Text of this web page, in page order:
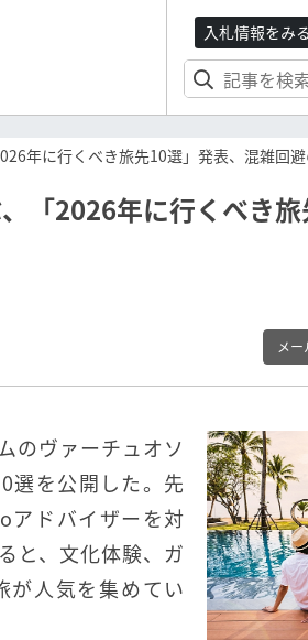
入札情報をみる
年に行くべき旅先10選」発表、混雑回
「2026年に行くべき
メー
のヴァーチュオソ
選を公開した。先
アドバイザーを対
と、文化体験、ガ
が人気を集めてい